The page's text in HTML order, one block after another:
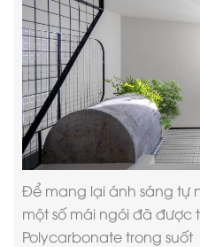
Để mang lại ánh sáng tự
một số mái ngói đã
Polycarbonate trong suốt